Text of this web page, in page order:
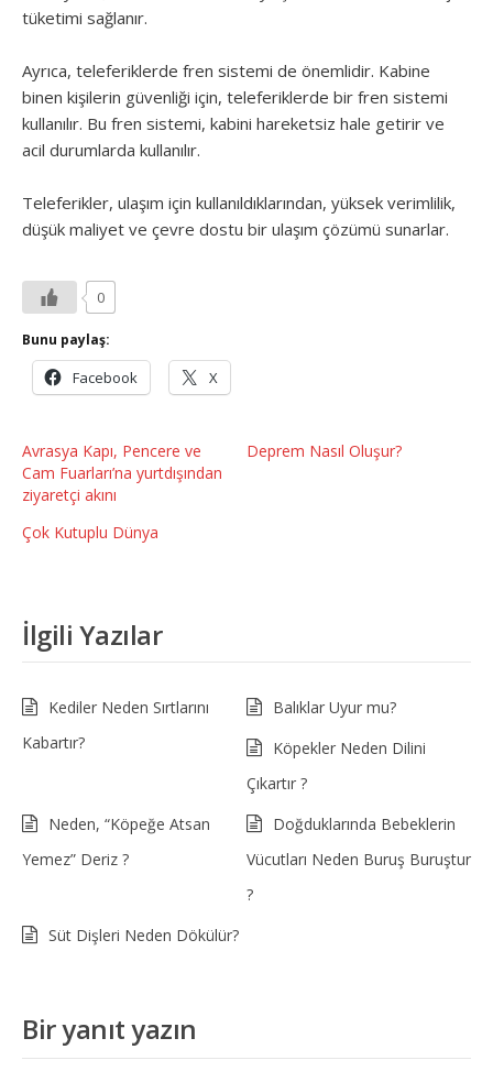
tüketimi sağlanır.
Ayrıca, teleferiklerde fren sistemi de önemlidir. Kabine
binen kişilerin güvenliği için, teleferiklerde bir fren sistemi
kullanılır. Bu fren sistemi, kabini hareketsiz hale getirir ve
acil durumlarda kullanılır.
Teleferikler, ulaşım için kullanıldıklarından, yüksek verimlilik,
düşük maliyet ve çevre dostu bir ulaşım çözümü sunarlar.
0
Bunu paylaş:
Facebook X
Avrasya Kapı, Pencere ve
Cam Fuarları’na yurtdışından
ziyaretçi akını
Deprem Nasıl Oluşur?
Çok Kutuplu Dünya
İlgili Yazılar
Kediler Neden Sırtlarını
Kabartır?
Balıklar Uyur mu?
Köpekler Neden Dilini
Çıkartır ?
Neden, “Köpeğe Atsan
Yemez” Deriz ?
Doğduklarında Bebeklerin
Vücutları Neden Buruş Buruştur
?
Süt Dişleri Neden Dökülür?
Bir yanıt yazın